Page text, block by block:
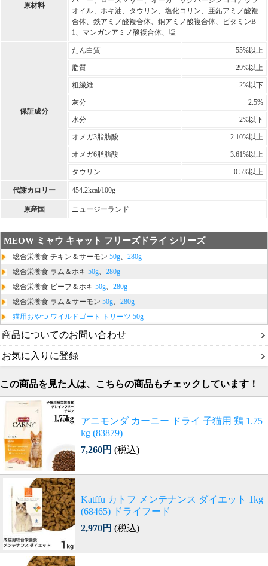
原材料
オイル、ホキ油、タウリン、塩化コリン、亜鉛アミノ酸複
合体、鉄アミノ酸複合体、銅アミノ酸複合体、ビタミンB
1、マンガンアミノ酸複合体、塩
保証成分
たん白質 55%以上
脂質 29%以上
粗繊維 2%以下
灰分 2.5%
水分 2%以下
オメガ3脂肪酸 2.10%以上
オメガ6脂肪酸 3.61%以上
タウリン 0.5%以上
代謝カロリー 454.2kcal/100g
原産国 ニュージーランド
MEOW ミャウ キャット フリーズドライ シリーズ
総合栄養食 チキン＆サーモン 50g、 280g
総合栄養食 ラム＆ホキ 50g、 280g
総合栄養食 ビーフ＆ホキ 50g、 280g
総合栄養食 ラム＆サーモン 50g、 280g
猫用おやつ ワイルドゴート トリーツ 50g
商品についてのお問い合わせ
お気に入りに登録
この商品を見た人は、こちらの商品もチェックしています！
アニモンダ カーニー ドライ 子猫用 鶏 1.75
kg (83879)
7,260円 (税込)
Katffu カトフ メンテナンス ダイエット 1kg
(68465) ドライフード
2,970円 (税込)